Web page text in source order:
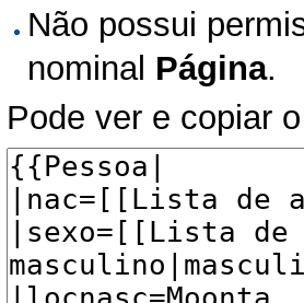
Não possui
nominal Página.
Pode ver e copiar